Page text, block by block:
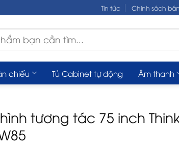
Tin tức Chính sách
chiếu Tủ Cabinet tự động Âm thanh
tương tác 75 inch